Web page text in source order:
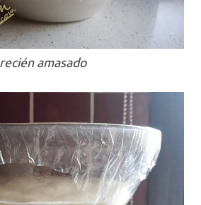
recién amasado